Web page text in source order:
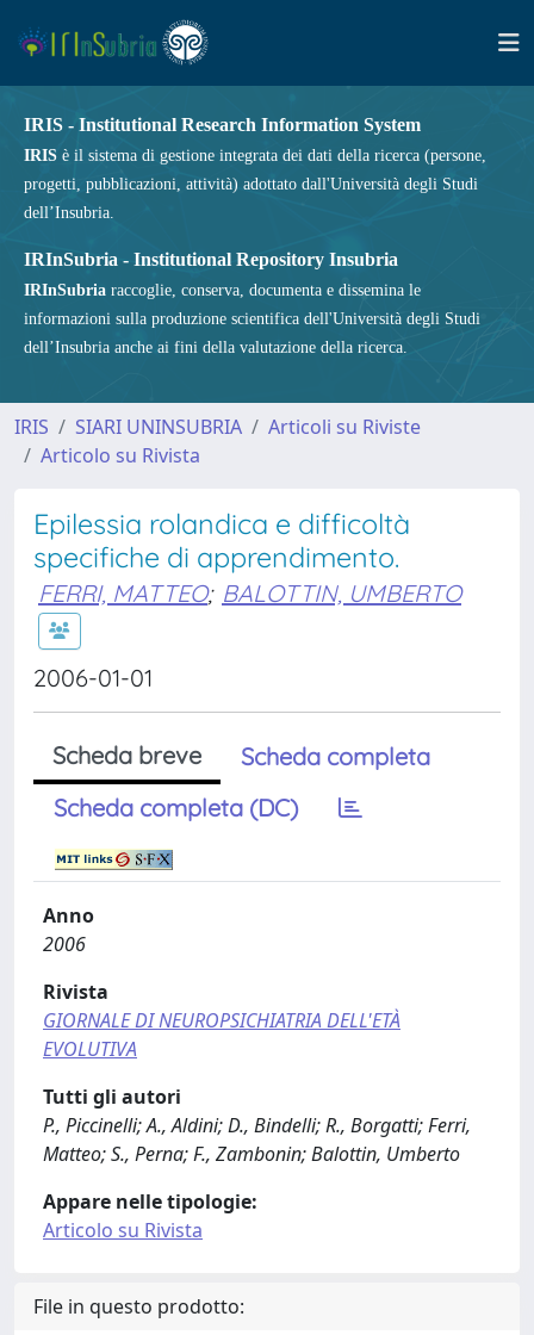
IRIS - Institutional Research Information System
IRIS è il sistema di gestione integrata dei dati della ricerca (persone,
progetti, pubblicazioni, attività) adottato dall'Università degli Studi
dell’Insubria.
IRInSubria - Institutional Repository Insubria
IRInSubria raccoglie, conserva, documenta e dissemina le
informazioni sulla produzione scientifica dell'Università degli Studi
dell’Insubria anche ai fini della valutazione della ricerca.
IRIS SIARI UNINSUBRIA
Articoli su Riviste
Articolo su Rivista
Epilessia rolandica e difficoltà
specifiche di apprendimento.
FERRI, MATTEO; BALOTTIN, UMBERTO
2006-01-01
Scheda breve
Scheda completa
Scheda completa (DC)
Anno
2006
Rivista
GIORNALE DI NEUROPSICHIATRIA DELL'ETÀ
EVOLUTIVA
Tutti gli autori
P., Piccinelli; A., Aldini; D., Bindelli; R., Borgatti; Ferri,
Matteo; S., Perna; F., Zambonin; Balottin, Umberto
Appare nelle tipologie:
Articolo su Rivista
File in questo prodotto: